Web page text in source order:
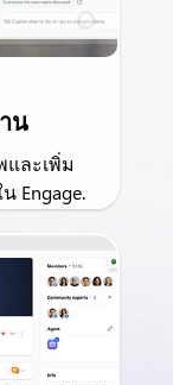
น
ละเพิ่ม
Engage.